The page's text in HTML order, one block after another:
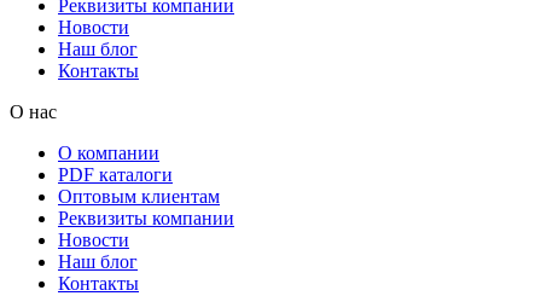
Реквизиты компании
Новости
Наш блог
Контакты
О нас
О компании
PDF каталоги
Оптовым клиентам
Реквизиты компании
Новости
Наш блог
Контакты